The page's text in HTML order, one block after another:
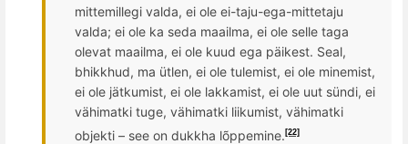
mittemillegi valda, ei ole ei-taju-ega-mittetaju
valda; ei ole ka seda maailma, ei ole selle taga
olevat maailma, ei ole kuud ega päikest. Seal,
bhikkhud, ma ütlen, ei ole tulemist, ei ole minemist,
ei ole jätkumist, ei ole lakkamist, ei ole uut sündi, ei
vähimatki tuge, vähimatki liikumist, vähimatki
objekti – see on dukkha lõppemine. [22]